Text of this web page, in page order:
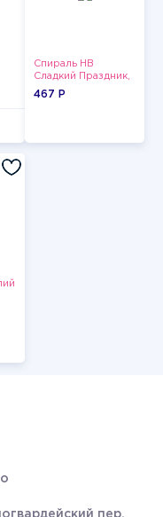
Спираль HB
Сладкий Праздник,
12 шт.
467 P
пер.